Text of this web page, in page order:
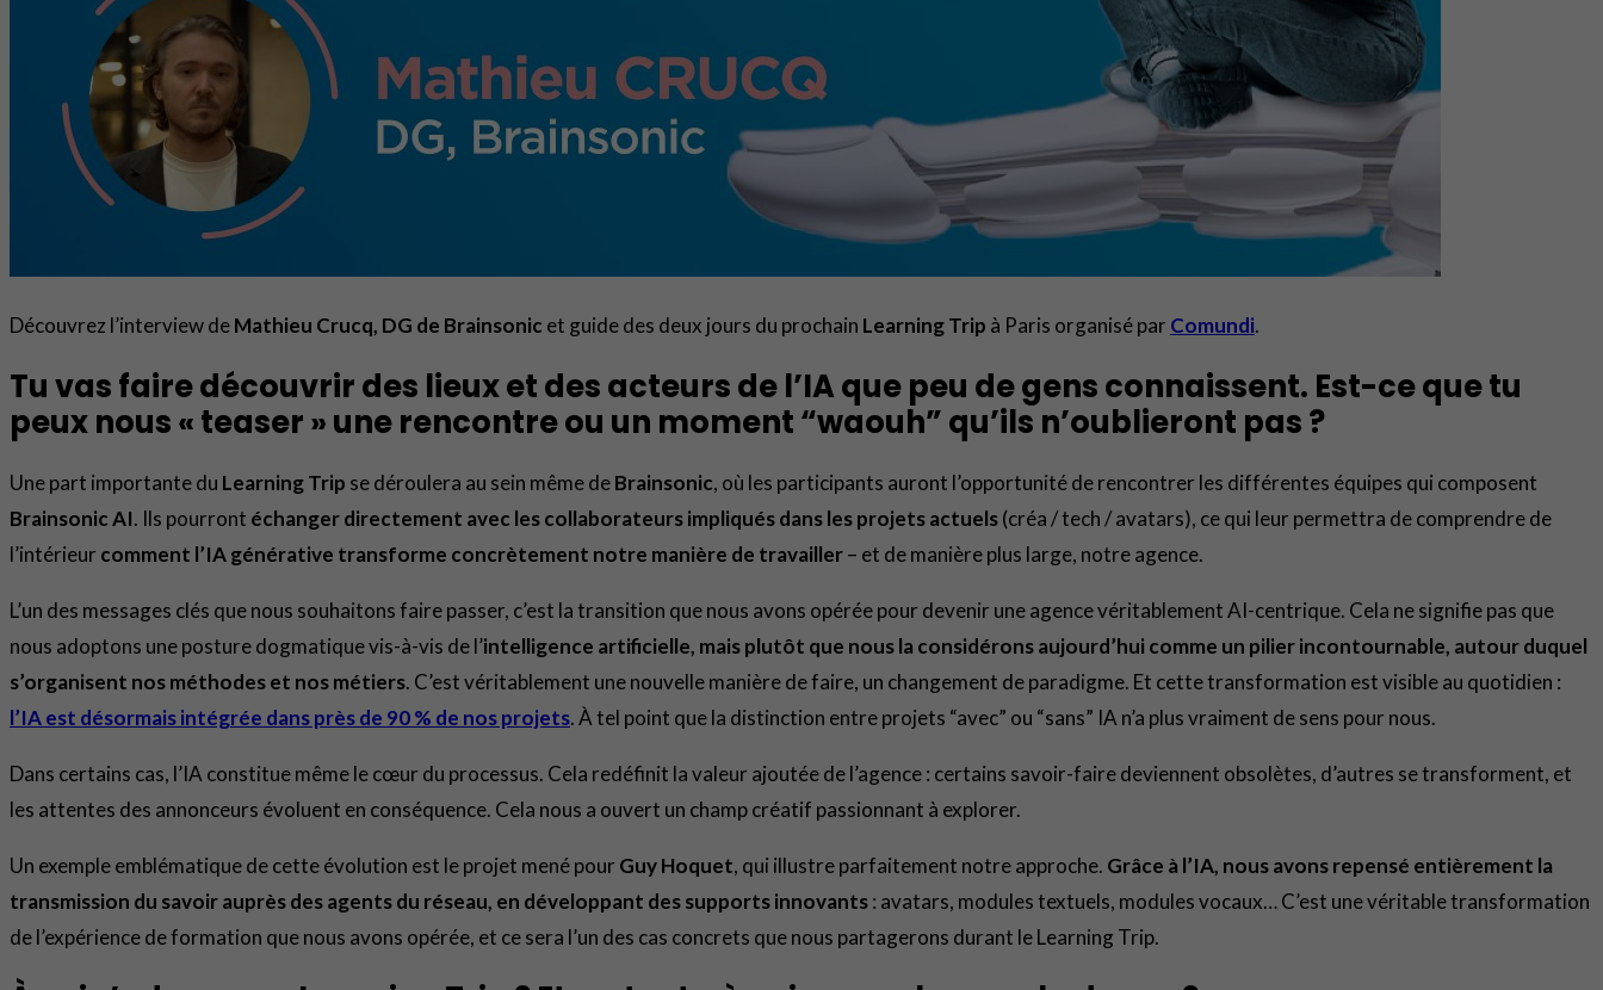
Découvrez l’interview deMathieu Crucq, DG de Brainsonic et guide des deux jours du prochain Learning Trip à Paris organisé par Comundi.
Tu vas faire découvrir des lieux et des acteurs de l’IA que peu de gens connaissent. Est-ce que tu
peux nous « teaser » une rencontre ou un moment “waouh” qu’ils n’oublieront pas ?
Une part importante du Learning Trip se déroulera au sein même deBrainsonic, où les participants auront l’opportunité de rencontrer les différentes équipes qui composent
Brainsonic AI. Ils pourront échanger directement avec les collaborateurs impliqués dans les projets actuels(créa / tech / avatars), ce qui leur permettra de comprendre de
l’intérieur comment l’IA générative transforme concrètement notre manière de travailler– et de manière plus large, notre agence.
L’un des messages clés que nous souhaitons faire passer, c’est la transition que nous avons opérée pour devenir une agence véritablement AI-centrique. Cela ne signifie pas que
nous adoptons une posture dogmatique vis-à-vis de l’intelligence artificielle, mais plutôt que nous la considérons aujourd’hui comme un pilier incontournable, autour duquel
s’organisent nos méthodes et nos métiers. C’est véritablement une nouvelle manière de faire, un changement de paradigme. Et cette transformation est visible au quotidien :
l’IA est désormais intégrée dans près de 90 % de nos projets. À tel point que la distinction entre projets “avec” ou “sans” IA n’a plus vraiment de sens pour nous.
Dans certains cas, l’IA constitue même le cœur du processus. Cela redéfinit la valeur ajoutée de l’agence : certains savoir-faire deviennent obsolètes, d’autres se transforment, et
les attentes des annonceurs évoluent en conséquence. Cela nous a ouvert un champ créatif passionnant à explorer.
Un exemple emblématique de cette évolution est le projet mené pour Guy Hoquet, qui illustre parfaitement notre approche. Grâce à l’IA, nous avons repensé entièrement la
transmission du savoir auprès des agents du réseau, en développant des supports innovants: avatars, modules textuels, modules vocaux… C’est une véritable transformation
de l’expérience de formation que nous avons opérée, et ce sera l’un des cas concrets que nous partagerons durant le Learning Trip.